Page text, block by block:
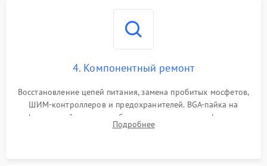
4. Компонентный ремонт
Восстановление цепей питания, замена пробитых мосфетов,
ШИМ-контроллеров и предохранителей. BGA-пайка на
инфракрасной станции реболлинг или замена графического
чипа и дефектной памяти GDDR. Прошивка BIOS
Подробнее